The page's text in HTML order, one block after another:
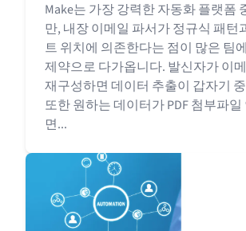
Make는 가장 강력한 자동화 플랫폼
만, 내장 이메일 파서가 정규식 패턴
트 위치에 의존한다는 점이 많은 팀
제약으로 다가옵니다. 발신자가 이
재구성하면 데이터 추출이 갑자기
또한 원하는 데이터가 PDF 첨부파
면...